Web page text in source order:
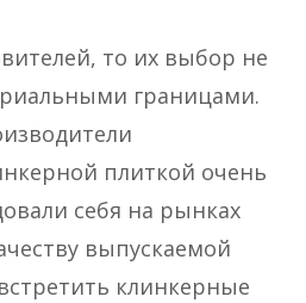
то их выбор не
границами.
плиткой очень
себя на рынках
выпускаемой
клинкерные